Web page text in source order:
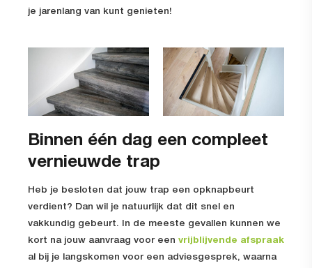
je jarenlang van kunt genieten!
Binnen één dag een compleet
vernieuwde trap
Heb je besloten dat jouw trap een opknapbeurt
verdient? Dan wil je natuurlijk dat dit snel en
vakkundig gebeurt. In de meeste gevallen kunnen we
kort na jouw aanvraag voor een vrijblijvende afspraak
al bij je langskomen voor een adviesgesprek, waarna